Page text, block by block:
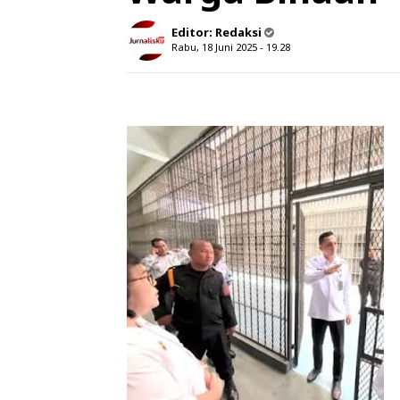
Editor: Redaksi
Rabu, 18 Juni 2025 - 19.28